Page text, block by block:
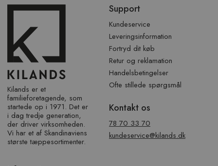
over
Kilands er et
familieforetagende, som
startede op i 1971. Det er
i dag tredje generation,
der driver virksomheden.
Vi har et af ​​Skandinaviens
største tæppesortimenter.
Support
Kundeservice
Leveringsinformation
Fortryd dit køb
Retur og reklamation
Handelsbetingelser
Ofte stillede spørgsmål
Kontakt os
78 70 33 70
kundeservice@kilands.dk